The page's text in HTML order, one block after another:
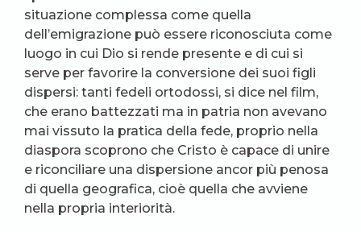
situazione complessa come quella
dell’emigrazione può essere riconosciuta come
luogo in cui Dio si rende presente e di cui si
serve per favorire la conversione dei suoi figli
dispersi: tanti fedeli ortodossi, si dice nel film,
che erano battezzati ma in patria non avevano
mai vissuto la pratica della fede, proprio nella
diaspora scoprono che Cristo è capace di unire
e riconciliare una dispersione ancor più penosa
di quella geografica, cioè quella che avviene
nella propria interiorità.